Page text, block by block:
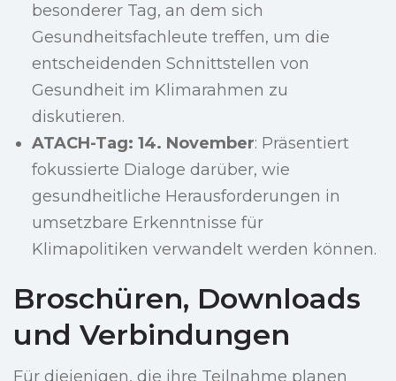
besonderer Tag, an dem sich
Gesundheitsfachleute treffen, um die
entscheidenden Schnittstellen von
Gesundheit im Klimarahmen zu
diskutieren.
ATACH-Tag: 14. November: Präsentiert
fokussierte Dialoge darüber, wie
gesundheitliche Herausforderungen in
umsetzbare Erkenntnisse für
Klimapolitiken verwandelt werden können.
Broschüren, Downloads
und Verbindungen
Für diejenigen, die ihre Teilnahme planen